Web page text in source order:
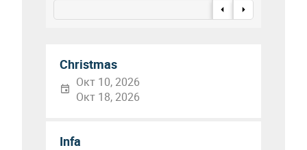
Christmas
Окт 10, 2026
Окт 18, 2026
Infa